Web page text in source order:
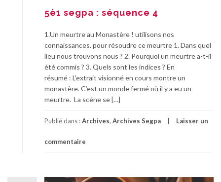
5è1 segpa : séquence 4
1.Un meurtre au Monastère ! utilisons nos
connaissances. pour résoudre ce meurtre 1. Dans quel
lieu nous trouvons nous ? 2. Pourquoi un meurtre a-t-il
été commis ? 3. Quels sont les indices ? En
résumé : L’extrait visionné en cours montre un
monastère. C’est un monde fermé où il y a eu un
meurtre. La scène se […]
Publié dans :Archives, Archives Segpa Laisser un
commentaire